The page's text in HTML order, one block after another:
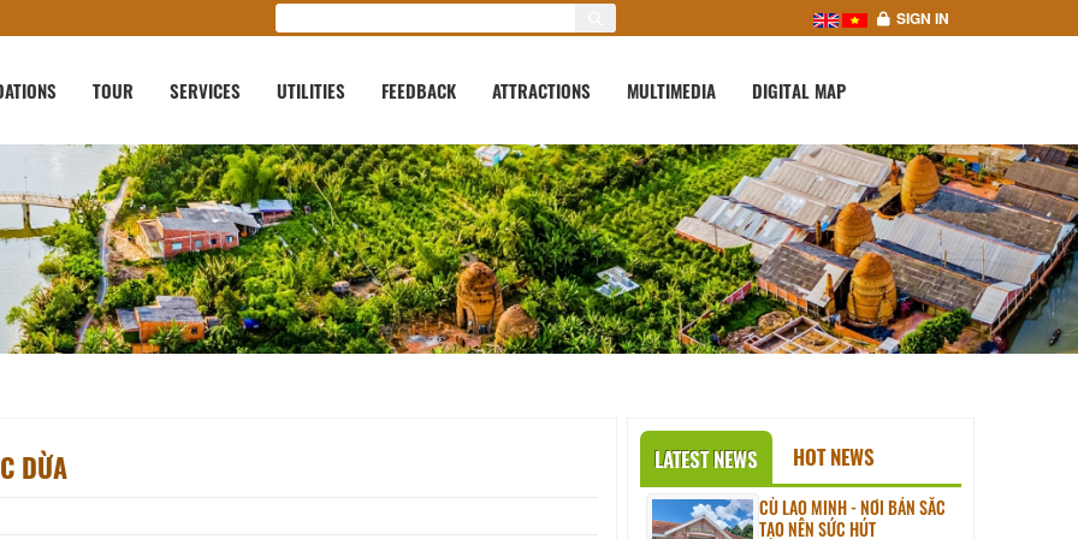
SIGN IN
TOUR SERVICES UTILITIES FEEDBACK ATTRACTIONS MULTIMEDIA DIGITAL MAP
DỪA LATEST NEWS HOT NEWS
CÙ LAO MINH - NƠI BẢN SẮC
TẠO NÊN SỨC HÚT